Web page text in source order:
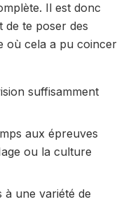
Il est donc
de te poser des
où cela a pu coincer
suffisamment
aux épreuves
ou la culture
à une variété de